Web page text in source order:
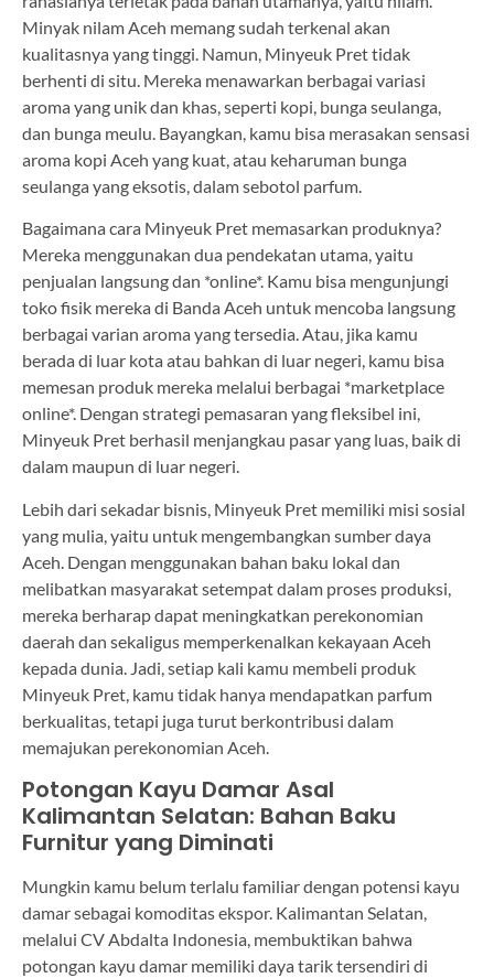
Minyak nilam Aceh memang sudah terkenal akan
kualitasnya yang tinggi. Namun, Minyeuk Pret tidak
berhenti di situ. Mereka menawarkan berbagai variasi
aroma yang unik dan khas, seperti kopi, bunga seulanga,
dan bunga meulu. Bayangkan, kamu bisa merasakan sensasi
aroma kopi Aceh yang kuat, atau keharuman bunga
seulanga yang eksotis, dalam sebotol parfum.
Bagaimana cara Minyeuk Pret memasarkan produknya?
Mereka menggunakan dua pendekatan utama, yaitu
penjualan langsung dan *online*. Kamu bisa mengunjungi
toko fisik mereka di Banda Aceh untuk mencoba langsung
berbagai varian aroma yang tersedia. Atau, jika kamu
berada di luar kota atau bahkan di luar negeri, kamu bisa
memesan produk mereka melalui berbagai *marketplace
online*. Dengan strategi pemasaran yang fleksibel ini,
Minyeuk Pret berhasil menjangkau pasar yang luas, baik di
dalam maupun di luar negeri.
Lebih dari sekadar bisnis, Minyeuk Pret memiliki misi sosial
yang mulia, yaitu untuk mengembangkan sumber daya
Aceh. Dengan menggunakan bahan baku lokal dan
melibatkan masyarakat setempat dalam proses produksi,
mereka berharap dapat meningkatkan perekonomian
daerah dan sekaligus memperkenalkan kekayaan Aceh
kepada dunia. Jadi, setiap kali kamu membeli produk
Minyeuk Pret, kamu tidak hanya mendapatkan parfum
berkualitas, tetapi juga turut berkontribusi dalam
memajukan perekonomian Aceh.
Potongan Kayu Damar Asal
Kalimantan Selatan: Bahan Baku
Furnitur yang Diminati
Mungkin kamu belum terlalu familiar dengan potensi kayu
damar sebagai komoditas ekspor. Kalimantan Selatan,
melalui CV Abdalta Indonesia, membuktikan bahwa
potongan kayu damar memiliki daya tarik tersendiri di